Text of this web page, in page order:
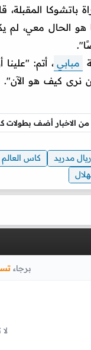
باتشوكا
هو الحال معي، لم
مبابي ، أتم:
نرى كيف هو الآن".
من الاخبار أضف
ريال مدريد كاس العالم
برجاء